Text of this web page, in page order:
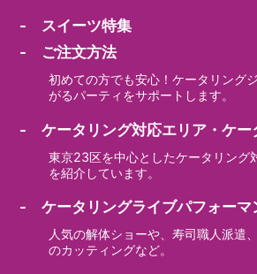
- スイーツ特集
- ご注文方法
初めての方でも安心！ケータリング
がるパーティをサポートします。
- ケータリング対応エリア・ケー
東京23区を中心としたケータリング
を紹介しています。
- ケータリングライブパフォーマ
人気の解体ショーや、寿司職人派遣
のカッティングなど。